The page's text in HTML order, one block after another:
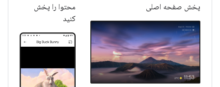
محتوا را پخش
کنید
پخش صفحه اصلی